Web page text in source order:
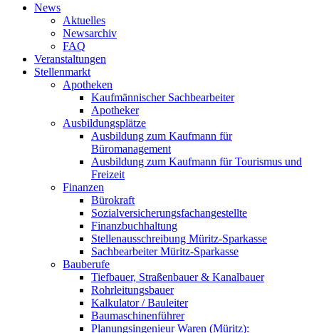
News
Aktuelles
Newsarchiv
FAQ
Veranstaltungen
Stellenmarkt
Apotheken
Kaufmännischer Sachbearbeiter
Apotheker
Ausbildungsplätze
Ausbildung zum Kaufmann für
Büromanagement
Ausbildung zum Kaufmann für Tourismus und
Freizeit
Finanzen
Bürokraft
Sozialversicherungsfachangestellte
Finanzbuchhaltung
Stellenausschreibung Müritz-Sparkasse
Sachbearbeiter Müritz-Sparkasse
Bauberufe
Tiefbauer, Straßenbauer & Kanalbauer
Rohrleitungsbauer
Kalkulator / Bauleiter
Baumaschinenführer
Planungsingenieur Waren (Müritz):